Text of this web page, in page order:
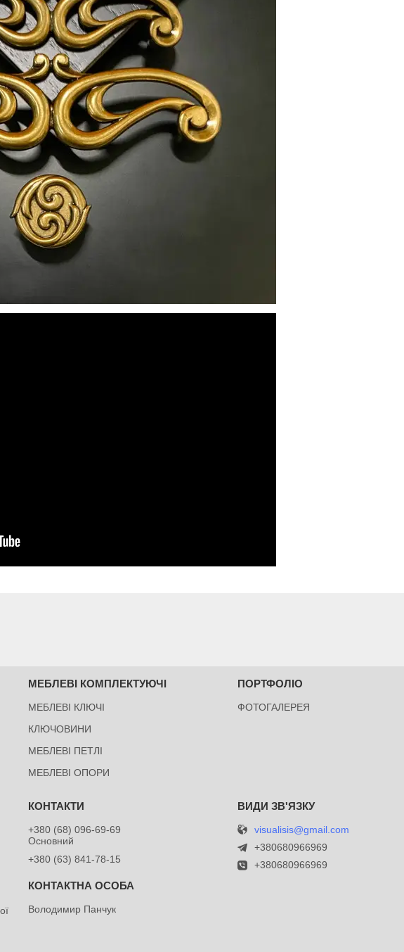
МЕБЛЕВІ КОМПЛЕКТУЮЧІ
МЕБЛЕВІ КЛЮЧІ
КЛЮЧОВИНИ
МЕБЛЕВІ ПЕТЛІ
МЕБЛЕВІ ОПОРИ
ПОРТФОЛІО
ФОТОГАЛЕРЕЯ
+380 (68) 096-69-69
Основний
+380 (63) 841-78-15
Володимир Панчук
visualisis@gmail.com
+380680966969
+380680966969